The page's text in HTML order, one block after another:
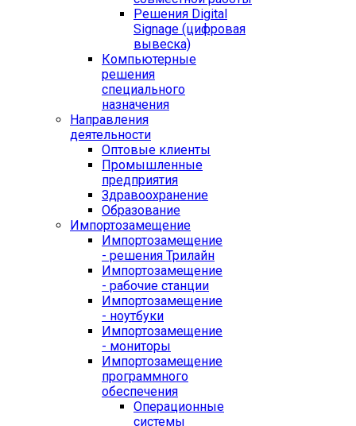
Решения Digital
Signage (цифровая
вывеска)
Компьютерные
решения
специального
назначения
Направления
деятельности
Оптовые клиенты
Промышленные
предприятия
Здравоохранение
Образование
Импортозамещение
Импортозамещение
- решения Трилайн
Импортозамещение
- рабочие станции
Импортозамещение
- ноутбуки
Импортозамещение
- мониторы
Импортозамещение
программного
обеспечения
Операционные
системы